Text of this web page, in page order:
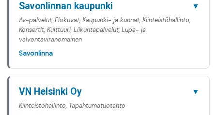
Savonlinnan kaupunki ▼
Av-palvelut, Elokuvat, Kaupunki- ja kunnat, Kiinteistöhallinto,
Konsertit, Kulttuuri, Liikuntapalvelut, Lupa- ja
valvontaviranomainen
Savonlinna
VN Helsinki Oy ▼
Kiinteistöhallinto, Tapahtumatuotanto